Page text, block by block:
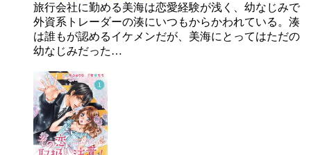
旅行会社に勤める美海は恋愛経験が浅く、幼なじみで
外資系トレーダーの湊にいつもからかわれている。湊
は誰もが認めるイケメンだが、美海にとってはただの
幼なじみだった…